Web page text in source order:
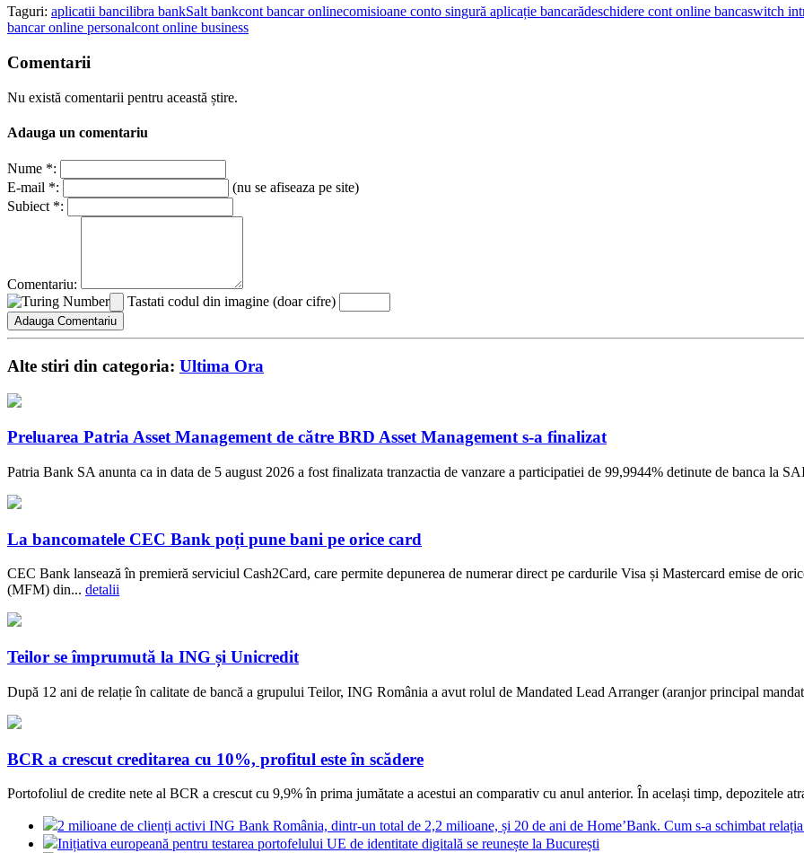
Taguri: aplicatii bancilibra bankSalt bankcont bancar onlinecomisioane conto singură aplicație bancarădeschidere cont online bancaswitch
bancar online personalcont online business
Comentarii
Nu există comentarii pentru această știre.
Adauga un comentariu
Nume *:
E-mail *:
(nu se afiseaza pe site)
Subiect *:
Comentariu:
Tastati codul din imagine (doar cifre)
Alte stiri din categoria: Ultima Ora
Preluarea Patria Asset Management de către BRD Asset Management s-a finalizat
Patria Bank SA anunta ca in data de 5 august 2026 a fost finalizata tranzactia de vanzare a participatiei de 99,9944% detinute de banca la
La bancomatele CEC Bank poți pune bani pe orice card
CEC Bank lansează în premieră serviciul Cash2Card, care permite depunerea de numerar direct pe cardurile Visa și Mastercard emise de
(MFM) din... detalii
Teilor se împrumută la ING și Unicredit
După 12 ani de relație în calitate de bancă a grupului Teilor, ING România a avut rolul de Mandated Lead Arranger (aranjor principal
BCR a crescut creditarea cu 10%, profitul este în scădere
Portofoliul de credite nete al BCR a crescut cu 9,9% în prima jumătate a acestui an comparativ cu anul anterior. În același timp, depozitele
2 milioane de clienți activi ING Bank România, dintr-un total de 2,2 milioane, și 20 de ani de Home’Bank. Cum s-a schimbat
Inițiativa europeană pentru testarea portofelului UE de identitate digitală se reunește la București